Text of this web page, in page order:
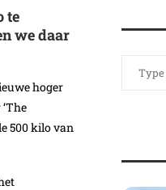
te
we daar
hoger
500 kilo van